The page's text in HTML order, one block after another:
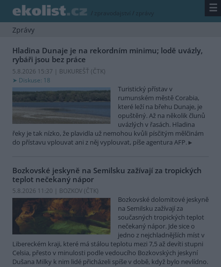
/ zpravodajství / zprávy ☰
Zprávy
Hladina Dunaje je na rekordním minimu; lodě uvázly,
rybáři jsou bez práce
5.8.2026 15:37 | BUKUREŠŤ (ČTK)
Diskuse: 18
Turistický přístav v
rumunském městě Corabia,
které leží na břehu Dunaje, je
opuštěný. Až na několik člunů
uvázlých v řasách. Hladina
řeky je tak nízko, že plavidla už nemohou kvůli písčitým mělčinám
do přístavu vplouvat ani z něj vyplouvat, píše agentura AFP.
Bozkovské jeskyně na Semilsku zažívají za tropických
teplot nečekaný nápor
5.8.2026 11:20 | BOZKOV (ČTK)
Bozkovské dolomitové jeskyně
na Semilsku zažívají za
současných tropických teplot
nečekaný nápor. Jde sice o
jedno z nejchladnějších míst v
Libereckém kraji, které má stálou teplotu mezi 7,5 až devíti stupni
Celsia, přesto v minulosti podle vedoucího Bozkovských jeskyní
Dušana Milky k nim lidé přicházeli spíše v době, když bylo nevlídno.